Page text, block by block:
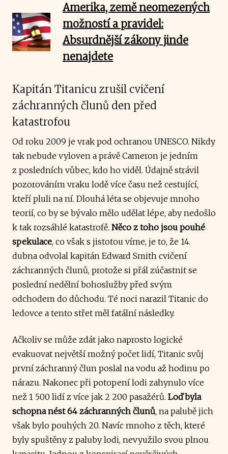
Amerika, země neomezených
možností a pravidel:
Absurdnější zákony jinde
nenajdete
Kapitán Titanicu zrušil cvičení
záchranných člunů den před
katastrofou
Od roku 2009 je vrak pod ochranou UNESCO. Nikdy
tak nebude vyloven a právě Cameron je jedním
z posledních vůbec, kdo ho viděl. Údajně strávil
pozorováním vraku lodě více času než cestující,
kteří pluli na ní. Dlouhá léta se objevuje mnoho
teorií, co by se bývalo mělo udělat lépe, aby nedošlo
k tak rozsáhlé katastrofě. Něco z toho jsou pouhé
spekulace, co však s jistotou víme, je to, že 14.
dubna odvolal kapitán Edward Smith cvičení
záchranných člunů, protože si přál zúčastnit se
poslední nedělní bohoslužby před svým
odchodem do důchodu. Té noci narazil Titanic do
ledovce a tento střet měl fatální následky.
Ačkoliv se může zdát jako naprosto logické
evakuovat největší možný počet lidí, Titanic svůj
první záchranný člun poslal na vodu až hodinu po
nárazu. Nakonec při potopení lodi zahynulo více
než 1 500 lidí z více jak 2 200 pasažérů. Loď byla
schopna nést 64 záchranných člunů, na palubě jich
však bylo pouhých 20. Navíc mnoho z těch, které
byly spuštěny z paluby lodi, nevyužilo svou plnou